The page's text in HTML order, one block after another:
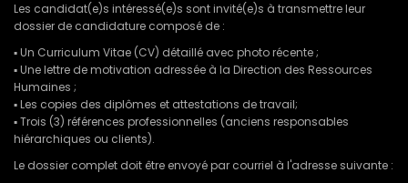
Les candidat(e)s intéressé(e)s sont invité(e)s à transmettre leur
dossier de candidature composé de :
▪ Un Curriculum Vitae (CV) détaillé avec photo récente ;
▪ Une lettre de motivation adressée à la Direction des Ressources
Humaines ;
▪ Les copies des diplômes et attestations de travail;
▪ Trois (3) références professionnelles (anciens responsables
hiérarchiques ou clients).
Le dossier complet doit être envoyé par courriel à l'adresse suivante :